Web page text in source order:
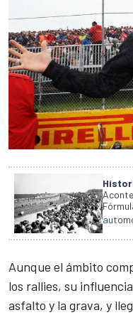
Aunque el ámbito
los rallies, su
asfalto y la grava, y